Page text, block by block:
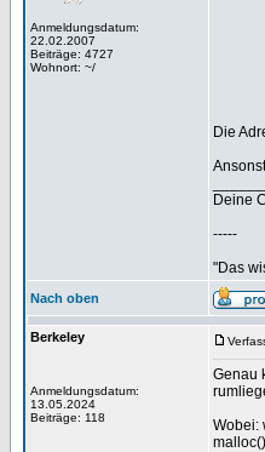
Anmeldungsdatum:
22.02.2007
Beiträge: 4727
Wohnort: ~/
Die
Deine
-----
"Das
Nach oben
Berkeley
Anmeldungsdatum:
13.05.2024
Beiträge: 118
Genau
Wobei: